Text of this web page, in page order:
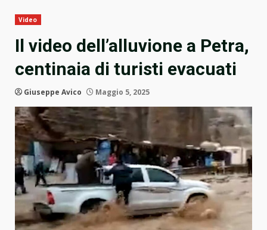
Video
Il video dell’alluvione a Petra,
centinaia di turisti evacuati
Giuseppe Avico Maggio 5, 2025